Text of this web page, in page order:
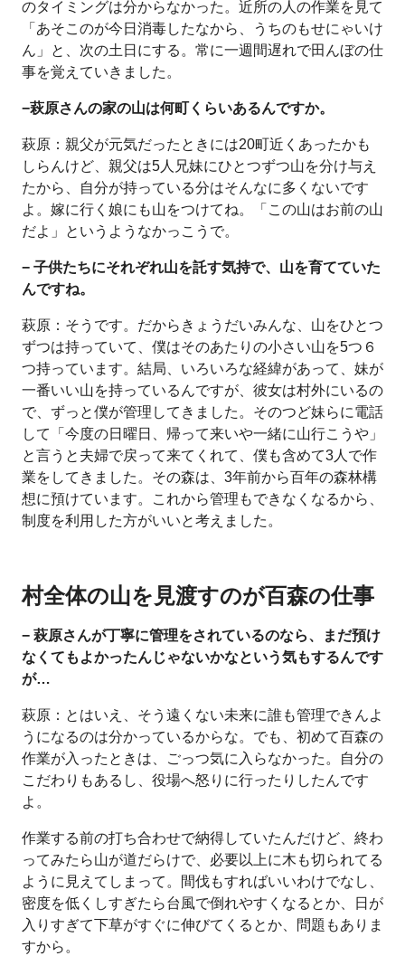
のタイミングは分からなかった。近所の人の作業を見て
「あそこのが今日消毒したなから、うちのもせにゃいけ
ん」と、次の土日にする。常に一週間遅れで田んぼの仕
事を覚えていきました。
−萩原さんの家の山は何町くらいあるんですか。
萩原：親父が元気だったときには20町近くあったかも
しらんけど、親父は5人兄妹にひとつずつ山を分け与え
たから、自分が持っている分はそんなに多くないです
よ。嫁に行く娘にも山をつけてね。「この山はお前の山
だよ」というようなかっこうで。
− 子供たちにそれぞれ山を託す気持で、山を育てていた
んですね。
萩原：そうです。だからきょうだいみんな、山をひとつ
ずつは持っていて、僕はそのあたりの小さい山を5つ６
つ持っています。結局、いろいろな経緯があって、妹が
一番いい山を持っているんですが、彼女は村外にいるの
で、ずっと僕が管理してきました。そのつど妹らに電話
して「今度の日曜日、帰って来いや一緒に山行こうや」
と言うと夫婦で戻って来てくれて、僕も含めて3人で作
業をしてきました。その森は、3年前から百年の森林構
想に預けています。これから管理もできなくなるから、
制度を利用した方がいいと考えました。
村全体の山を見渡すのが百森の仕事
− 萩原さんが丁寧に管理をされているのなら、まだ預け
なくてもよかったんじゃないかなという気もするんです
が…
萩原：とはいえ、そう遠くない未来に誰も管理できんよ
うになるのは分かっているからな。でも、初めて百森の
作業が入ったときは、ごっつ気に入らなかった。自分の
こだわりもあるし、役場へ怒りに行ったりしたんです
よ。
作業する前の打ち合わせで納得していたんだけど、終わ
ってみたら山が道だらけで、必要以上に木も切られてる
ように見えてしまって。間伐もすればいいわけでなし、
密度を低くしすぎたら台風で倒れやすくなるとか、日が
入りすぎて下草がすぐに伸びてくるとか、問題もありま
すから。